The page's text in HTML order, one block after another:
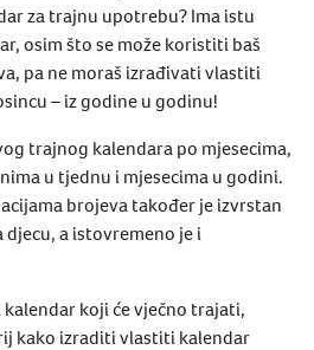
za trajnu upotrebu? Ima istu
osim što se može koristiti baš
pa ne moraš izrađivati vlastiti
– iz godine u godinu!
trajnog kalendara po mjesecima,
u tjednu i mjesecima u godini.
brojeva također je izvrstan
djecu, a istovremeno je i
koji će vječno trajati,
kako izraditi vlastiti kalendar